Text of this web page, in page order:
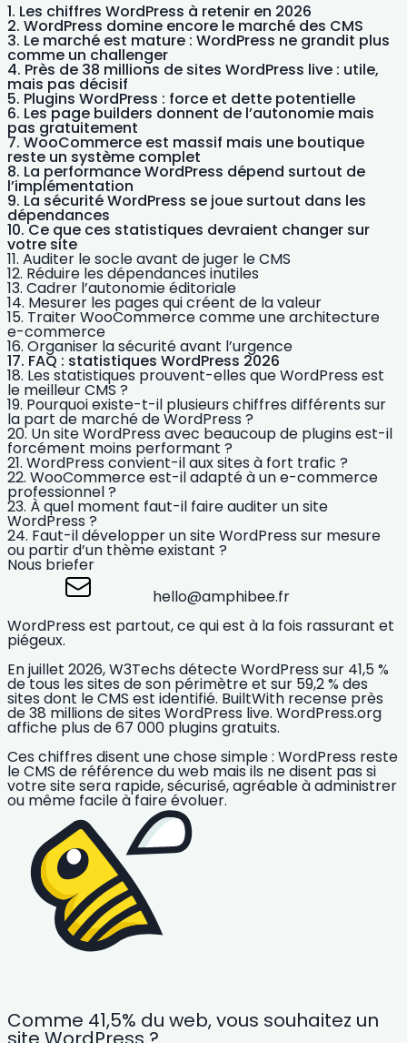
Les chiffres WordPress à retenir en 2026
WordPress domine encore le marché des CMS
Le marché est mature : WordPress ne grandit plus
comme un challenger
Près de 38 millions de sites WordPress live : utile,
mais pas décisif
Plugins WordPress : force et dette potentielle
Les page builders donnent de l’autonomie mais
pas gratuitement
WooCommerce est massif mais une boutique
reste un système complet
La performance WordPress dépend surtout de
l’implémentation
La sécurité WordPress se joue surtout dans les
dépendances
Ce que ces statistiques devraient changer sur
votre site
Auditer le socle avant de juger le CMS
Réduire les dépendances inutiles
Cadrer l’autonomie éditoriale
Mesurer les pages qui créent de la valeur
Traiter WooCommerce comme une architecture
e-commerce
Organiser la sécurité avant l’urgence
FAQ : statistiques WordPress 2026
Les statistiques prouvent-elles que WordPress est
le meilleur CMS ?
Pourquoi existe-t-il plusieurs chiffres différents sur
la part de marché de WordPress ?
Un site WordPress avec beaucoup de plugins est-il
forcément moins performant ?
WordPress convient-il aux sites à fort trafic ?
WooCommerce est-il adapté à un e-commerce
professionnel ?
À quel moment faut-il faire auditer un site
WordPress ?
Faut-il développer un site WordPress sur mesure
ou partir d’un thème existant ?
Nous briefer
hello@amphibee.fr
WordPress est partout, ce qui est à la fois rassurant et
piégeux.
En juillet 2026, W3Techs détecte WordPress sur 41,5 %
de tous les sites de son périmètre et sur 59,2 % des
sites dont le CMS est identifié. BuiltWith recense près
de38 millions de sites WordPress live. WordPress.org
affiche plus de67 000 plugins gratuits.
Ces chiffres disent une chose simple : WordPress reste
le CMS de référence du web mais ils ne disent pas si
votre site sera rapide, sécurisé, agréable à administrer
ou même facile à faire évoluer.
Comme 41,5% du web, vous souhaitez un